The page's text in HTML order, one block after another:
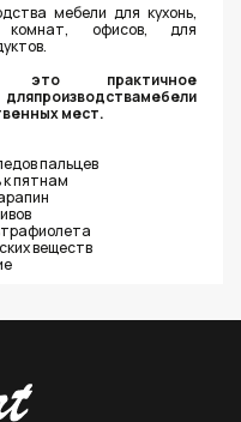
мебели для кухонь,
комнат, офисов, для
практичное
мест.
пальцев
пятнам
веществ